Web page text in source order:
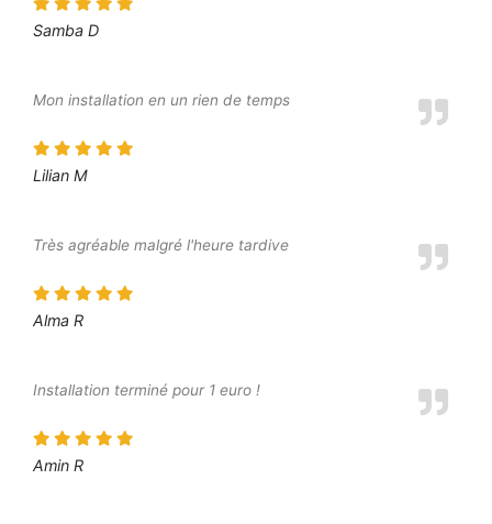
Samba D
Mon installation en un rien de temps
Lilian M
Très agréable malgré l'heure tardive
Alma R
Installation terminé pour 1 euro !
Amin R